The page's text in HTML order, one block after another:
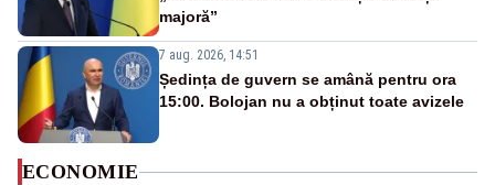
majoră”
7 aug. 2026, 14:51
Ședința de guvern se amână pentru ora
15:00. Bolojan nu a obținut toate avizele
ECONOMIE